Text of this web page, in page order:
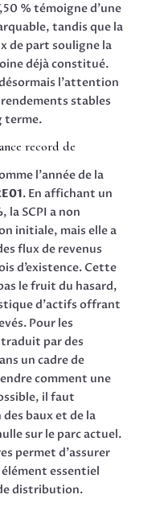
% témoigne d’une
tandis que la
de part souligne la
déjà constitué.
l’attention
stables
terme.
record de
l’année de la
. En affichant un
, la SCPI a non
initiale, mais elle a
flux de revenus
d’existence. Cette
le fruit du hasard,
d’actifs offrant
Pour les
par des
un cadre de
comment une
il faut
baux et de la
sur le parc actuel.
permet d’assurer
essentiel
distribution.